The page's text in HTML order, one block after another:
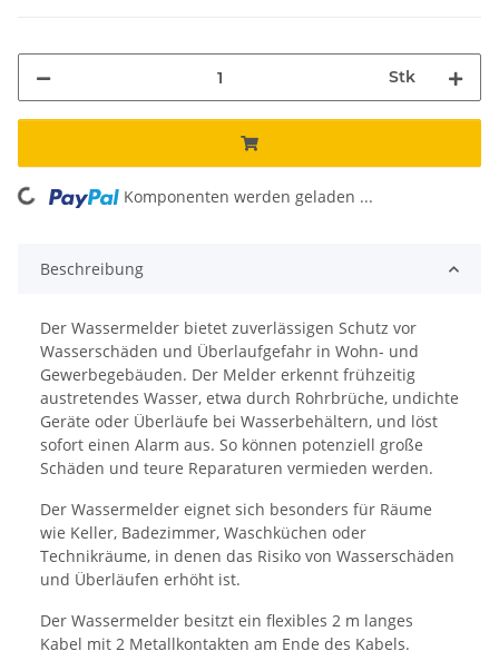
Stk
Komponenten werden geladen ...
Beschreibung
Der Wassermelder bietet zuverlässigen Schutz vor
Wasserschäden und Überlaufgefahr in Wohn- und
Gewerbegebäuden. Der Melder erkennt frühzeitig
austretendes Wasser, etwa durch Rohrbrüche, undichte
Geräte oder Überläufe bei Wasserbehältern, und löst
sofort einen Alarm aus. So können potenziell große
Schäden und teure Reparaturen vermieden werden.
Der Wassermelder eignet sich besonders für Räume
wie Keller, Badezimmer, Waschküchen oder
Technikräume, in denen das Risiko von Wasserschäden
und Überläufen erhöht ist.
Der Wassermelder besitzt ein flexibles 2 m langes
Kabel mit 2 Metallkontakten am Ende des Kabels.